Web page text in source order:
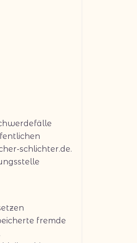
schlichter.de.
fremde